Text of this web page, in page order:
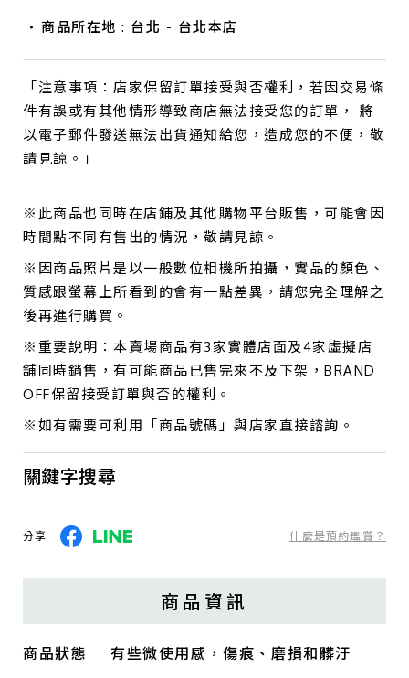
商品所在地 : 台北 - 台北本店
「注意事項：店家保留訂單接受與否權利，若因交易條
件有誤或有其他情形導致商店無法接受您的訂單， 將
以電子郵件發送無法出貨通知給您，造成您的不便，敬
請見諒。」
※此商品也同時在店鋪及其他購物平台販售，可能會因
時間點不同有售出的情況，敬請見諒。
※因商品照片是以一般數位相機所拍攝，實品的顏色、
質感跟螢幕上所看到的會有一點差異，請您完全理解之
後再進行購買。
※重要說明：本賣場商品有3家實體店面及4家虛擬店
舖同時銷售，有可能商品已售完來不及下架，BRAND
OFF保留接受訂單與否的權利。
※如有需要可利用「商品號碼」與店家直接諮詢。
關鍵字搜尋
分享 什麼是預約鑑賞？
商品資訊
商品狀態 有些微使用感，傷痕、磨損和髒汙